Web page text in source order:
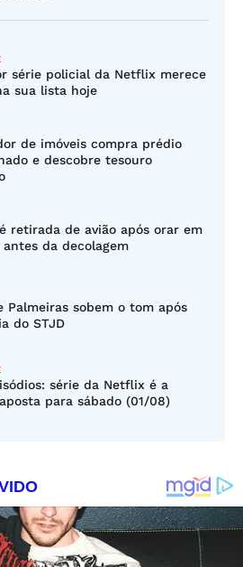
série policial da Netflix merece
sua lista hoje
de imóveis compra prédio
e descobre tesouro
retirada de avião após orar em
da decolagem
Palmeiras sobem o tom após
do STJD
série da Netflix é a
para sábado (01/08)